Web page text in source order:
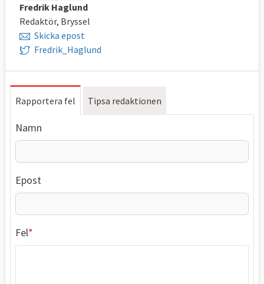
Fredrik Haglund
Redaktör, Bryssel
Skicka epost
Fredrik_Haglund
Rapportera fel Tipsa redaktionen
Namn
Epost
Fel